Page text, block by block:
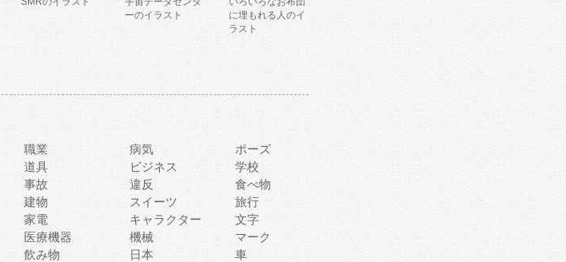
ーのイラスト
に埋もれる人のイ
ラスト
職業 病気
ポーズ
道具 ビジネス
学校
事故 違反
食べ物
建物 スイーツ
旅行
家電 キャラクター
文字
医療機器 機械
マーク
飲み物 日本
車